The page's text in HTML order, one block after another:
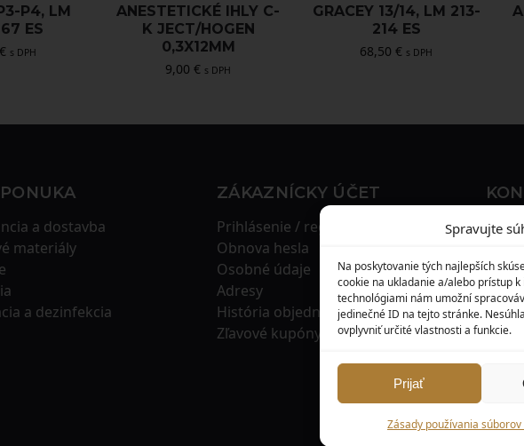
Spravujte
Na poskytovanie tých najlepších
cookie na ukladanie a/alebo prístup
technológiami nám umožní
jedinečné ID na tejto stránke.
ovplyvniť určité vlastnosti a funkcie.
Prijať
Zásady používania
P4, LM
ES
€ s DPH
ANESTETICKÉ IHLY C-
K JECT/HOGEN
0,3X12MM
9,00€ s DPH
GRACEY 13/14, LM 213-
214 ES
68,50€ s DPH
a dostavba
materiály
a dezinfekcia
ZÁKAZNÍCKY ÚČET
Prihlásenie / registrácia
Obnova hesla
Osobné údaje
Adresy
História objednávok
Zľavové kupóny
917
0948